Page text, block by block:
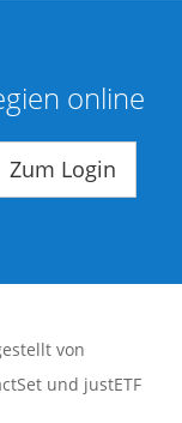
online
Zum Login
von
und justETF